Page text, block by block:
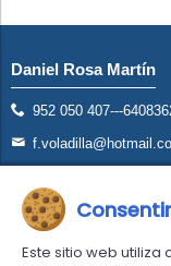
Daniel Rosa Martín
952 050 407---
Este sitio web